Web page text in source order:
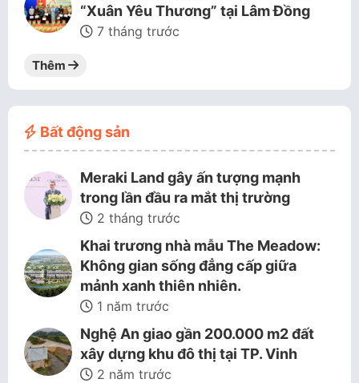
“Xuân Yêu Thương” tại Lâm Đồng
7 tháng trước
Thêm
Bất động sản
Meraki Land gây ấn tượng mạnh
trong lần đầu ra mắt thị trường
2 tháng trước
Khai trương nhà mẫu The Meadow:
Không gian sống đẳng cấp giữa
mảnh xanh thiên nhiên.
1 năm trước
Nghệ An giao gần 200.000 m2 đất
xây dựng khu đô thị tại TP. Vinh
2 năm trước